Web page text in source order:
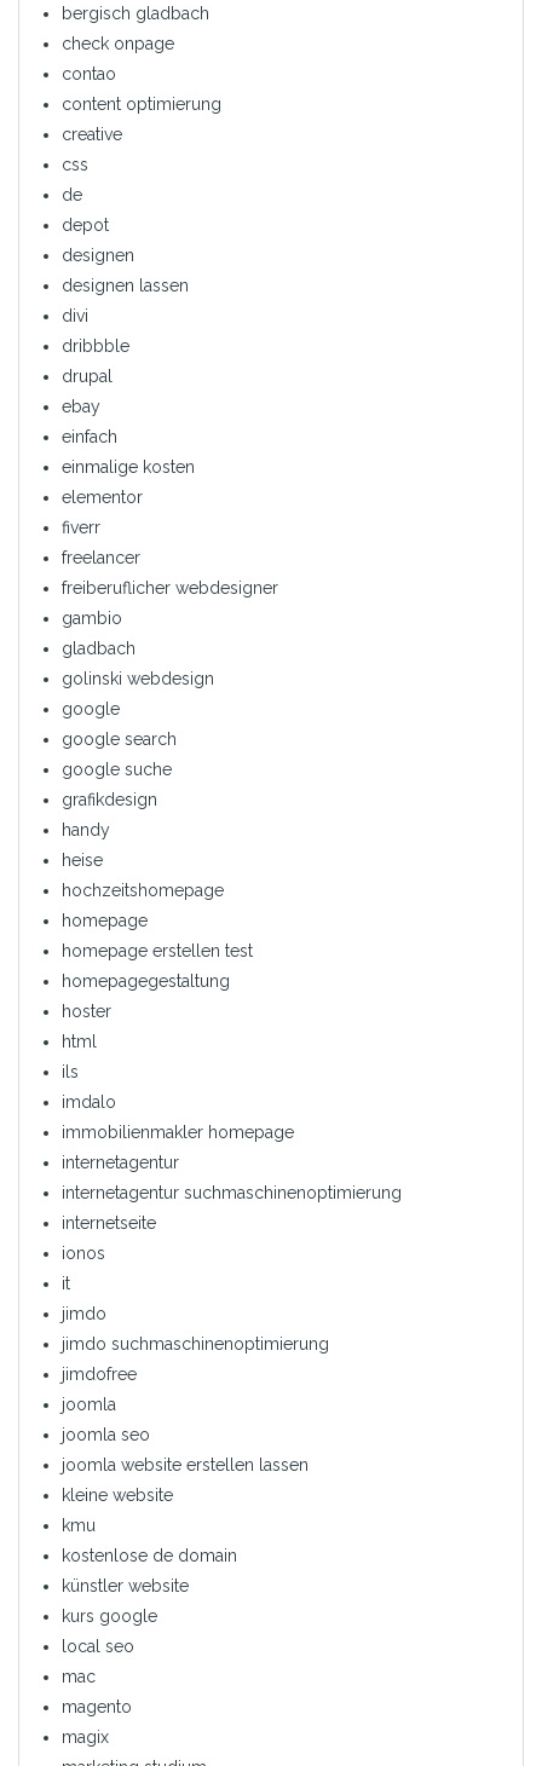
bergisch gladbach
check onpage
contao
content optimierung
creative
css
de
depot
designen
designen lassen
divi
dribbble
drupal
ebay
einfach
einmalige kosten
elementor
fiverr
freelancer
freiberuflicher webdesigner
gambio
gladbach
golinski webdesign
google
google search
google suche
grafikdesign
handy
heise
hochzeitshomepage
homepage
homepage erstellen test
homepagegestaltung
hoster
html
ils
imdalo
immobilienmakler homepage
internetagentur
internetagentur suchmaschinenoptimierung
internetseite
ionos
it
jimdo
jimdo suchmaschinenoptimierung
jimdofree
joomla
joomla seo
joomla website erstellen lassen
kleine website
kmu
kostenlose de domain
künstler website
kurs google
local seo
mac
magento
magix